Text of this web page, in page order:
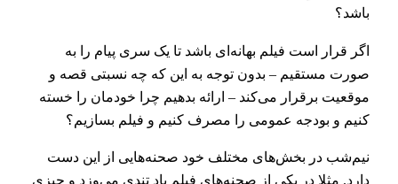
باشد؟
اگر قرار است فیلم بهانه‌ای باشد تا یک سری پیام را به
صورت مستقیم – بدون توجه به این که چه نسبتی قصه و
موقعیت برقرار می‌کند – ارائه بدهیم چرا خودمان را خسته
کنیم و بودجه عمومی را مصرف کنیم و فیلم بسازیم؟
نیم‌شب در بخش‌های مختلف خود صحنه‌هایی از این دست
دارد. مثلا در یکی از صحنه‌های فیلم باد تندی می‌وزد و چیزی